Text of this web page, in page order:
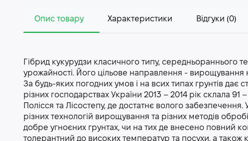
Опис товару Характеристики Відгуки (0)
Гібрид кукурудзи класичного типу, середньораннього
урожайності. Його цільове направлення -
За будь-яких погодних умов і на всих типах грунтів дає
різних господарствах України 2013 – 2014 рік склала
Полісся та Лісостепу, де достатнє волого
різних технологій вирощування та різних методів
добре угноєних грунтах, чи на тих де внесено повний
толерантний до високих температур та посухи, а